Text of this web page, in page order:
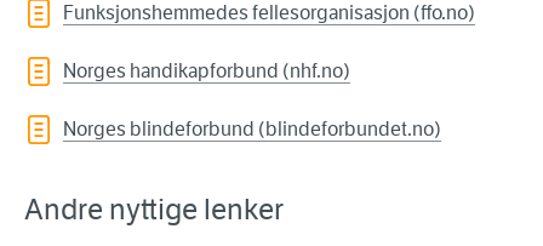
Funksjonshemmedes fellesorganisasjon (ffo.no)
Norges handikapforbund (nhf.no)
Norges blindeforbund (blindeforbundet.no)
Andre nyttige lenker